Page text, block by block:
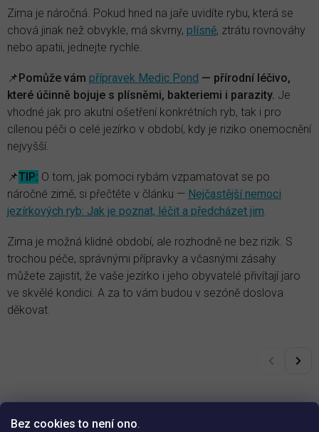
Bez cookies to není ono
Zima je náročná. Pokud hned na jaře uvidíte rybu, která se
chová jinak než obvykle, má skvrny, plísně, ztrátu rovnováhy
nebo apatii, jednejte rychle.
📌Pomůže vám přípravek Medic Pond — přírodní léčivo,
které účinně bojuje s plísněmi, bakteriemi i parazity. Je
vhodné jak pro akutní ošetření konkrétních ryb, tak i pro
cílenou péči o celé jezírko v období, kdy je riziko onemocnění
nejvyšší.
📌TIP: O tom, jak pomoci rybám vzpamatovat se po
náročné zimě, si přečtěte v článku — Nejčastější nemoci
jezírkových ryb: Jak je poznat, léčit a předcházet jim.
Zima je možná klidné období, ale rozhodně ne bez rizik. S
trochou péče, správnými přípravky a včasnými zásahy
můžete zajistit, že vaše jezírko i jeho obyvatelé přivítají jaro
ve skvělé kondici. A za to vám budou v sezóně doslova
děkovat.